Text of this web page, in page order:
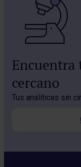
Encuentra
cercano
Tus analíticas sin